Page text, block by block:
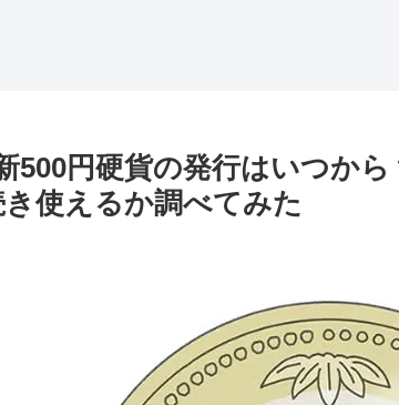
500円硬貨の発行はいつか
使えるか調べてみた